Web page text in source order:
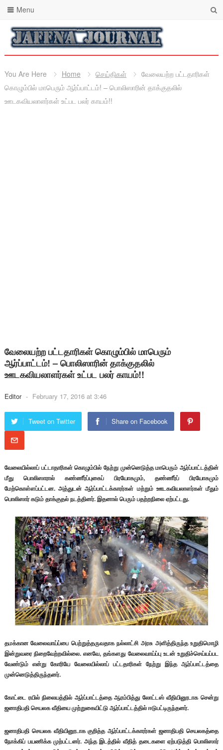
Menu
You Are Here Home செய்திகள்
வேலையற்ற பட்டதாரிகள்
கொழும்பில் மாபெரும் ஆர்ப்பாட்டம்! – பொலிஸாரின் தாக்குதலில்
ஊடகவியலாளர்கள் உட்பட பலர் காயம்!!
வேலையற்ற பட்டதாரிகள் கொழும்பில் மாபெரும்
ஆர்ப்பாட்டம்! – பொலிஸாரின் தாக்குதலில்
ஊடகவியலாளர்கள் உட்பட பலர் காயம்!!
Editor - February 17, 2016 at 3:46
Tweet on Twitter Share on Facebook
வேலையில்லாப் பட்டாதாரிகள் கொழும்பில் நேற்று முன்னெடுத்த மாபெரும் ஆர்ப்பாட்டத்தின்
மீது பொலிஸாரால் கண்ணீர்ப்புகைப் பிரயோகமும், தண்ணீர்ப் பிரயோகமும்
மேற்கொள்ளப்பட்டன. அத்துடன் ஆர்ப்பாட்டக்காரர்கள் மற்றும் ஊடகவியலாளர்கள் மீதும்
பொலிஸார் கடும் தாக்குதல் நடத்தினர். இதனால் பெரும் பதற்றநிலை ஏற்பட்டது.
தமக்கான வேலைவாய்ப்பை பெற்றுத்தருவதாக நல்லாட்சி அரசு அளித்திருந்த உறுதிமொழி
இன்றுவரை நிறைவேற்றவில்லை. எனவே, தங்களது வேலைவாய்ப்பு உடன் உறுதிச்செய்யப்பட
வேண்டும் என்று கோரியே வேலையில்லாப் பட்டதாரிகள் நேற்று இந்த ஆர்ப்பாட்டத்தை
முன்னெடுத்திருந்தனர்.
கோட்டை ரயில் நிலையத்தில் ஆர்ப்பாட்டத்தை ஆரம்பித்து லோட்டஸ் வீதியினூடாக சென்று
ஜனாதிபதி செயலக வீதியை முற்றுகையிட்டு ஆர்ப்பாட்டத்தில் ஈடுபட்டிருந்தனர்.
ஜனாதிபதி செயலக வீதியினூடாக குறித்த ஆர்ப்பாட்டக்காரர்கள் ஜனாதிபதி செயலகத்தை
நோக்கிப் பயணிக்க முற்பட்டனர். அந்த இடத்தில் வீதித் தடைகளை ஏற்படுத்தி பொலிஸார்